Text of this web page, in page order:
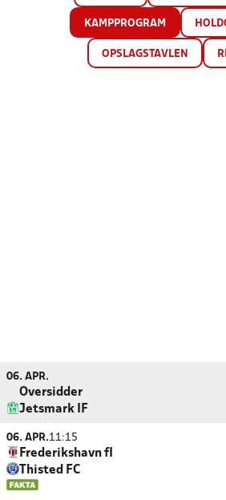
KAMPPROGRAM
OPSLAGSTAVLEN
06. APR.
Oversidder
Jetsmark IF
06. APR.11:15
Frederikshavn fI
Thisted FC